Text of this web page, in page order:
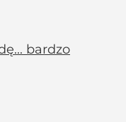
bardzo